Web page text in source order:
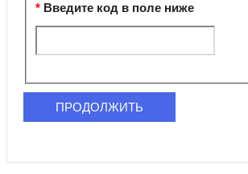
Введите код в поле ниже
ПРОДОЛЖИТЬ